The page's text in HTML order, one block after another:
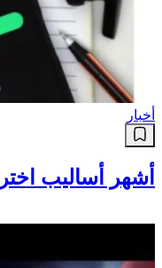
أخبار
أشهر أساليب